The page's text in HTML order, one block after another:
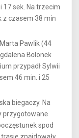
17 sek. Na trzecim
z czasem 38 min
Pawlik (44
Bolonek
przypadł Sylwii
46 min. i 25
biegaczy. Na
przygotowane
spod
znajdowały